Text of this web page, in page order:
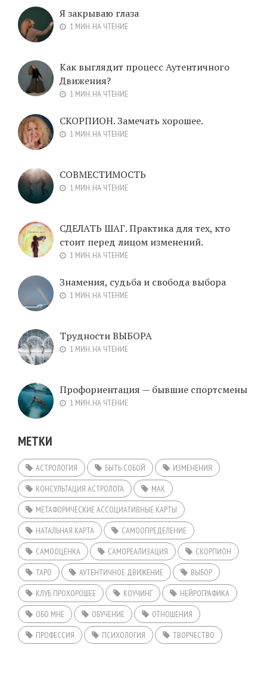
Я закрываю глаза
1 МИН. НА ЧТЕНИЕ
Как выглядит процесс Аутентичного
Движения?
1 МИН. НА ЧТЕНИЕ
СКОРПИОН. Замечать хорошее.
1 МИН. НА ЧТЕНИЕ
СОВМЕСТИМОСТЬ
1 МИН. НА ЧТЕНИЕ
СДЕЛАТЬ ШАГ. Практика для тех, кто
стоит перед лицом изменений.
1 МИН. НА ЧТЕНИЕ
Знамения, судьба и свобода выбора
1 МИН. НА ЧТЕНИЕ
Трудности ВЫБОРА
1 МИН. НА ЧТЕНИЕ
Профориентация — бывшие спортсмены
1 МИН. НА ЧТЕНИЕ
МЕТКИ
АСТРОЛОГИЯ БЫТЬ СОБОЙ
ИЗМЕНЕНИЯ
КОНСУЛЬТАЦИЯ АСТРОЛОГА
МАК
МЕТАФОРИЧЕСКИЕ АССОЦИАТИВНЫЕ КАРТЫ
НАТАЛЬНАЯ КАРТА
САМООПРЕДЕЛЕНИЕ
САМООЦЕНКА
САМОРЕАЛИЗАЦИЯ
СКОРПИОН
ТАРО
АУТЕНТИЧНОЕ ДВИЖЕНИЕ
ВЫБОР
КЛУБ ПРОХОРОШЕЕ
КОУЧИНГ
НЕЙРОГРАФИКА
ОБО МНЕ
ОБУЧЕНИЕ
ОТНОШЕНИЯ
ПРОФЕССИЯ
ПСИХОЛОГИЯ ТВОРЧЕСТВО